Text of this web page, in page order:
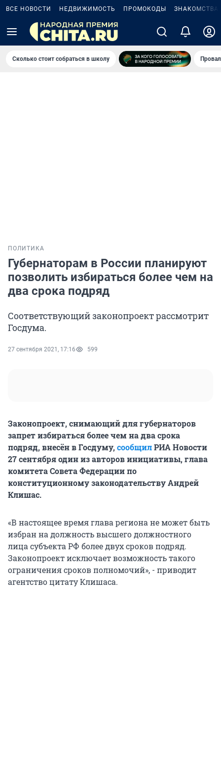
ВСЕ НОВОСТИ НЕДВИЖИМОСТЬ ПРОМОКОДЫ ЗНАКОМСТВА
Сколько стоит собраться в школу
ПОЛИТИКА
Губернаторам в России планируют
позволить избираться более чем на
два срока подряд
Соответствующий законопроект рассмотрит
Госдума.
27 сентября 2021, 17:16 599
Законопроект, снимающий для губернаторов
запрет избираться более чем на два срока
подряд, внесён в Госдуму,сообщилРИА Новости
27 сентября один из авторов инициативы, глава
комитета Совета Федерации по
конституционному законодательству Андрей
Клишас.
«В настоящее время глава региона не может быть
избран на должность высшего должностного
лица субъекта РФ более двух сроков подряд.
Законопроект исключает возможность такого
ограничения сроков полномочий», - приводит
агентство цитату Клишаса.